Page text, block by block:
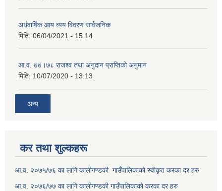
अर्धवार्षिक आय व्यय विवरण सार्वजनिक
मिति: 06/04/2021 - 15:14
आ.व. ७७।७८ राजश्व तथा अनुदान प्राप्तिको अनुमान
मिति: 10/07/2020 - 13:13
अन्य
कर तथा शुल्कहरू
आ.व. २०७५/७६ का लागि कालीगण्डकी गाउँपालिकाको स्वीकृत करका दर हरु
आ.व. २०७६/७७ का लागि कालीगण्डकी गाउँपालिकाको करका दर हरु